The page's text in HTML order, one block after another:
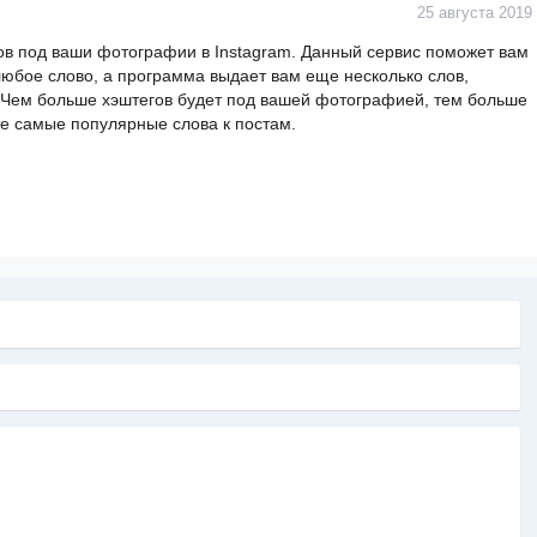
25 августа 2019
под ваши фотографии в Instagram. Данный сервис поможет вам
слово, а программа выдает вам еще несколько слов,
больше хэштегов будет под вашей фотографией, тем больше
самые популярные слова к постам.